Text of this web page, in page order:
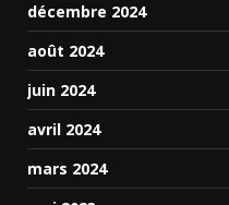
décembre 2024
août 2024
juin 2024
avril 2024
mars 2024